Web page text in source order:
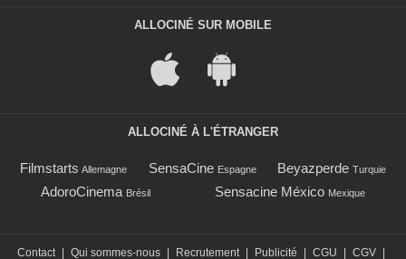
ALLOCINÉ SUR MOBILE
ALLOCINÉ À L'ÉTRANGER
Filmstarts Allemagne SensaCine Espagne Beyazperde Turquie
AdoroCinema Brésil Sensacine México Mexique
Contact | Qui sommes-nous | Recrutement | Publicité | CGU | CGV |